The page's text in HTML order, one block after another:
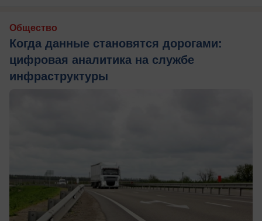
Общество
Когда данные становятся дорогами:
цифровая аналитика на службе
инфраструктуры